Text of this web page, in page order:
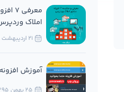
املاک
آموزش